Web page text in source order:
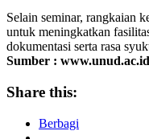
Selain seminar, rangkaian
untuk meningkatkan
dokumentasi serta rasa
Sumber : www.unud.ac.id
Share this:
Berbagi